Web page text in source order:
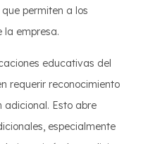
permiten a los
la empresa.
educativas del
requerir reconocimiento
Esto abre
especialmente